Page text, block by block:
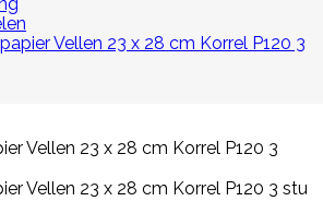
Vellen 23 x 28 cm Korrel P120 3